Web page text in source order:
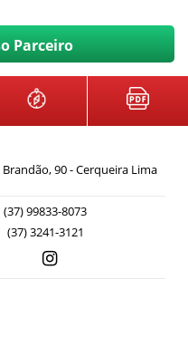
Parceiro
Brandão, 90 - Cerqueira Lima
(37) 99833-8073
(37) 3241-3121